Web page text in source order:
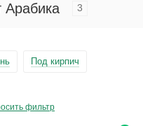
Арабика 3
Под кирпич
фильтр